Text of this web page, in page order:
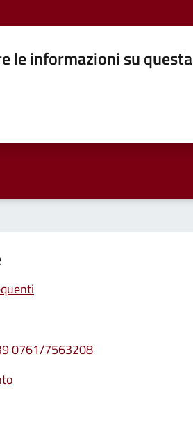
le informazioni su questa
0761/7563208